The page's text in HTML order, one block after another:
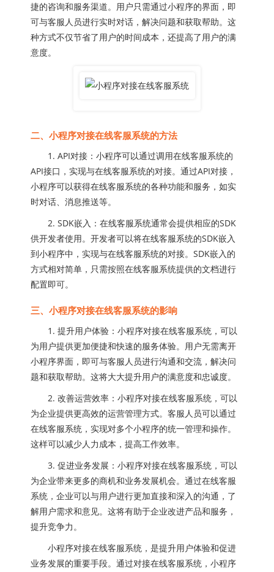
捷的咨询和服务渠道。用户只需通过小程序的界面，即
可与客服人员进行实时对话，解决问题和获取帮助。这
种方式不仅节省了用户的时间成本，还提高了用户的满
意度。
二、小程序对接在线客服系统的方法
1. API对接：小程序可以通过调用在线客服系统的
API接口，实现与在线客服系统的对接。通过API对接，
小程序可以获得在线客服系统的各种功能和服务，如实
时对话、消息推送等。
2. SDK嵌入：在线客服系统通常会提供相应的SDK
供开发者使用。开发者可以将在线客服系统的SDK嵌入
到小程序中，实现与在线客服系统的对接。SDK嵌入的
方式相对简单，只需按照在线客服系统提供的文档进行
配置即可。
三、小程序对接在线客服系统的影响
1. 提升用户体验：小程序对接在线客服系统，可以
为用户提供更加便捷和快速的服务体验。用户无需离开
小程序界面，即可与客服人员进行沟通和交流，解决问
题和获取帮助。这将大大提升用户的满意度和忠诚度。
2. 改善运营效率：小程序对接在线客服系统，可以
为企业提供更高效的运营管理方式。客服人员可以通过
在线客服系统，实现对多个小程序的统一管理和操作。
这样可以减少人力成本，提高工作效率。
3. 促进业务发展：小程序对接在线客服系统，可以
为企业带来更多的商机和业务发展机会。通过在线客服
系统，企业可以与用户进行更加直接和深入的沟通，了
解用户需求和意见。这将有助于企业改进产品和服务，
提升竞争力。
小程序对接在线客服系统，是提升用户体验和促进
业务发展的重要手段。通过对接在线客服系统，小程序